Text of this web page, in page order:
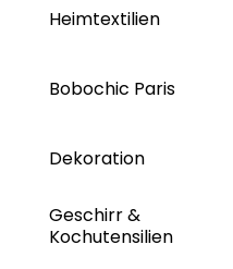
Heimtextilien
Bobochic Paris
Dekoration
Geschirr &
Kochutensilien